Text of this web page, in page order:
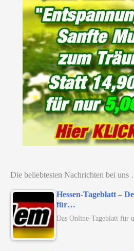
Die beliebtesten Nachrichten bei uns
Hessen-Tageblatt –
für…
Das Online-Tageblatt für